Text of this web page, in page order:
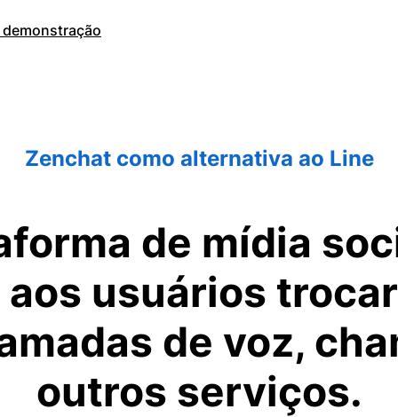
demonstração
Zenchat como alternativa ao Line
de mídia
usuários
de voz,
outros serviços.